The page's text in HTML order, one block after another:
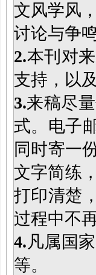
文风学风
讨论与争
2.本刊对
支持，以
3.来稿尽
式。电子
同时寄一
文字简练
打印清楚
过程中不
4. 凡属国
等。